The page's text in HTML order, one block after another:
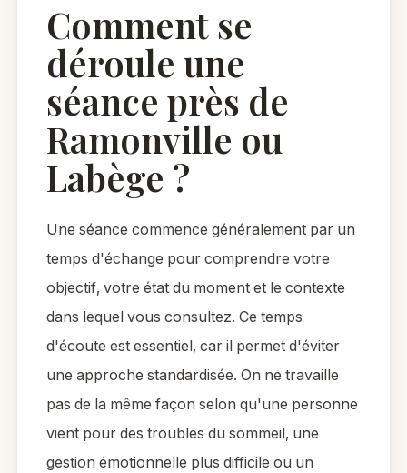
Comment se
déroule une
séance près de
Ramonville ou
Labège ?
Une séance commence généralement par un
temps d'échange pour comprendre votre
objectif, votre état du moment et le contexte
dans lequel vous consultez. Ce temps
d'écoute est essentiel, car il permet d'éviter
une approche standardisée. On ne travaille
pas de la même façon selon qu'une personne
vient pour des troubles du sommeil, une
gestion émotionnelle plus difficile ou un